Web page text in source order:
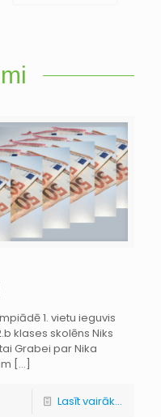
1. vietu ieguvis
klases skolēns Niks
Grabei par Nika
[…]
Lasīt vairāk...